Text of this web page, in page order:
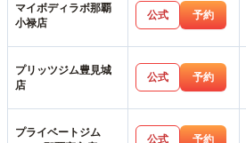
マイボディラボ那覇
小禄店
公式 予約
プリッツジム豊見城
店
公式 予約
プライベートジム
公式 予約